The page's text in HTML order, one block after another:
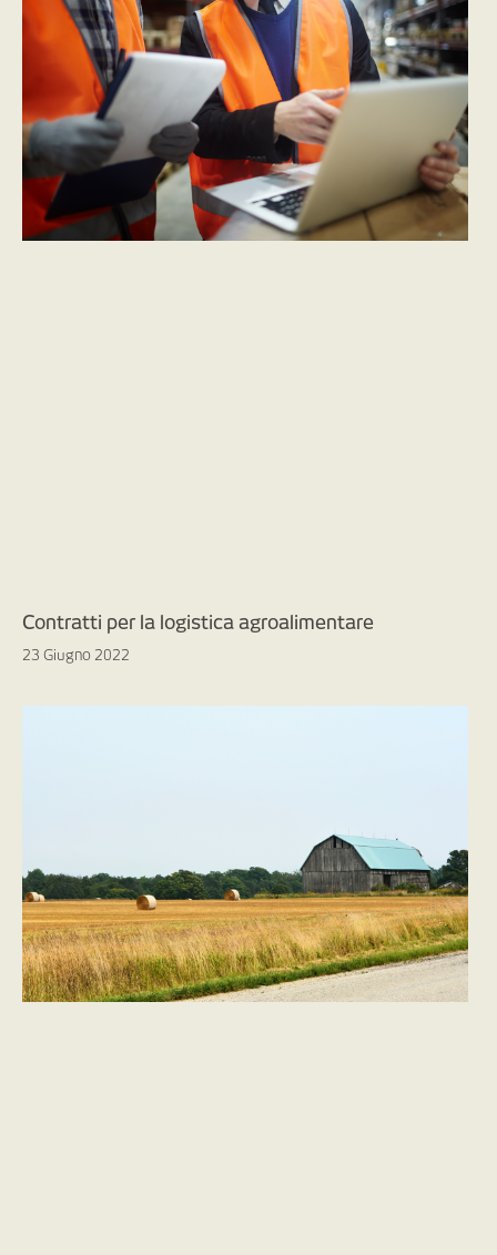
Contratti per la logistica agroalimentare
23 Giugno 2022